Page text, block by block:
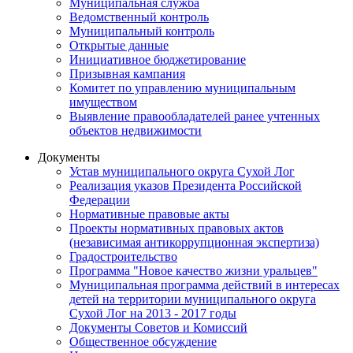
Ведомственный контроль
Муниципальный контроль
Открытые данные
Инициативное бюджетирование
Призывная кампания
Комитет по управлению муниципальным
имуществом
Выявление правообладателей ранее учтенных
объектов недвижимости
Документы
Устав муниципального округа Сухой Лог
Реализация указов Президента Российской
Федерации
Нормативные правовые акты
Проекты нормативных правовых актов
(независимая антикоррупционная экспертиза)
Градостроительство
Программа "Новое качество жизни уральцев"
Муниципальная программа действий в интересах
детей на территории муниципального округа
Сухой Лог на 2013 - 2017 годы
Документы Советов и Комиссий
Общественное обсуждение